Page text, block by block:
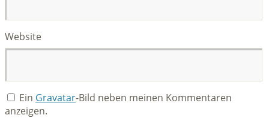
Website
Ein Gravatar-Bild neben meinen Kommentaren
anzeigen.